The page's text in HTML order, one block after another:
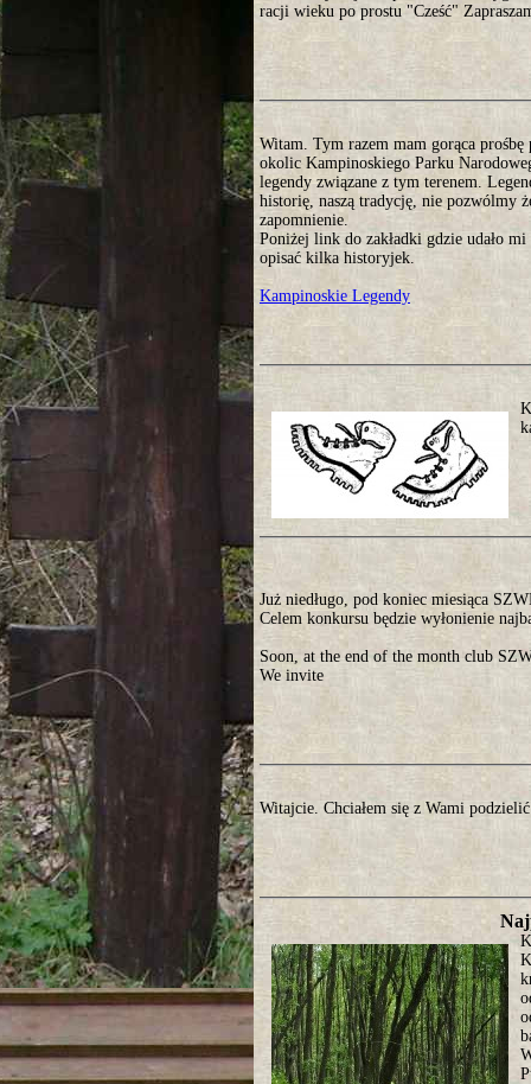
racji wieku po prostu "Cześć"
Witam. Tym razem mam gorąca
okolic Kampinoskiego Parku
legendy związane z tym terenem.
historię, naszą tradycję, nie pozwólmy
zapomnienie.
Poniżej link do zakładki gdzie udało mi
opisać kilka historyjek.
Kampinoskie Legendy
Już niedługo, pod koniec miesiąca
Celem konkursu będzie wyłonienie
Soon, at the end of the month club
We invite
Witajcie. Chciałem się z Wami